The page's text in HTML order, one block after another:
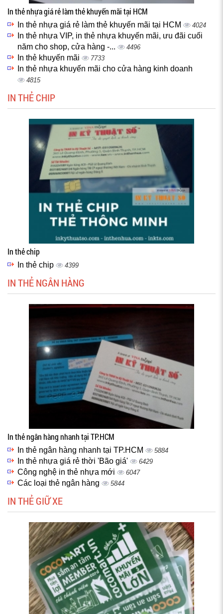
In thẻ nhựa giá rẻ làm thẻ khuyến mãi tại HCM
In thẻ nhựa giá rẻ làm thẻ khuyến mãi tại HCM 4024
In thẻ nhựa VIP, in thẻ nhựa khuyến mãi, ưu đãi cuối
năm cho shop, cửa hàng -...
4496
In thẻ khuyến mãi 7733
In thẻ nhựa khuyến mãi cho cửa hàng kinh doanh
4815
IN THẺ CHIP
In thẻ chip
In thẻ chip 4399
IN THẺ NGÂN HÀNG
In thẻ ngân hàng nhanh tại TP.HCM
In thẻ ngân hàng nhanh tại TP.HCM 5884
In thẻ nhựa giá rẻ thời 'Bão giá' 6429
Công nghệ in thẻ nhựa mới 6047
Các loại thẻ ngân hàng 5844
IN THẺ GIỮ XE